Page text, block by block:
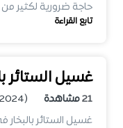
حاجة ضرورية لكثير
تابع القراءة
غسيل الستائر
21مشاهدة
(12/14/2024)
غسيل الستائر بالبخار